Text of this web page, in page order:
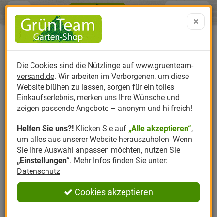
Produktkatalog
Anzucht
Dünger
Erde
Kompost
Pflanzenstärkung
Nützlinge Nützlinge gegen
Nützlingsarten
Nützlingsförderung
Nützlingszubehör
Hersteller
Biplantol
Felco
Gloria
Greenfield
Romberg
Themenwelt
Gemüsegarten
Rasen
Rosen
Ziergarten
Kräutergarten
Ratgeber
Aktuelle Themen
Schädlinge aktuell
Angebote
Sparsets / Set-
Angebote
0 ARTIKEL IM WARENKORB
Ergebnisse () Fertig
Menü Search
Die Cookies sind die Nützlinge auf www.gruenteam-
versand.de. Wir arbeiten im Verborgenen, um diese
Website blühen zu lassen, sorgen für ein tolles
Einkaufserlebnis, merken uns Ihre Wünsche und
zeigen passende Angebote – anonym und hilfreich!
Helfen Sie uns?! Klicken Sie auf „Alle akzeptieren“,
um alles aus unserer Website herauszuholen. Wenn
Sie Ihre Auswahl anpassen möchten, nutzen Sie
„Einstellungen“. Mehr Infos finden Sie unter:
Datenschutz
Cookies akzeptieren